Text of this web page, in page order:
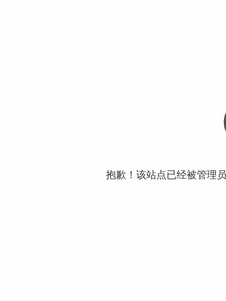
抱歉！该站点已经被管理